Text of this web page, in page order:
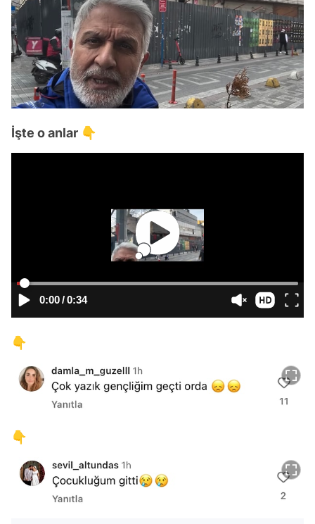
İşte o anlar 👇
0:00/0:34
👇
👇